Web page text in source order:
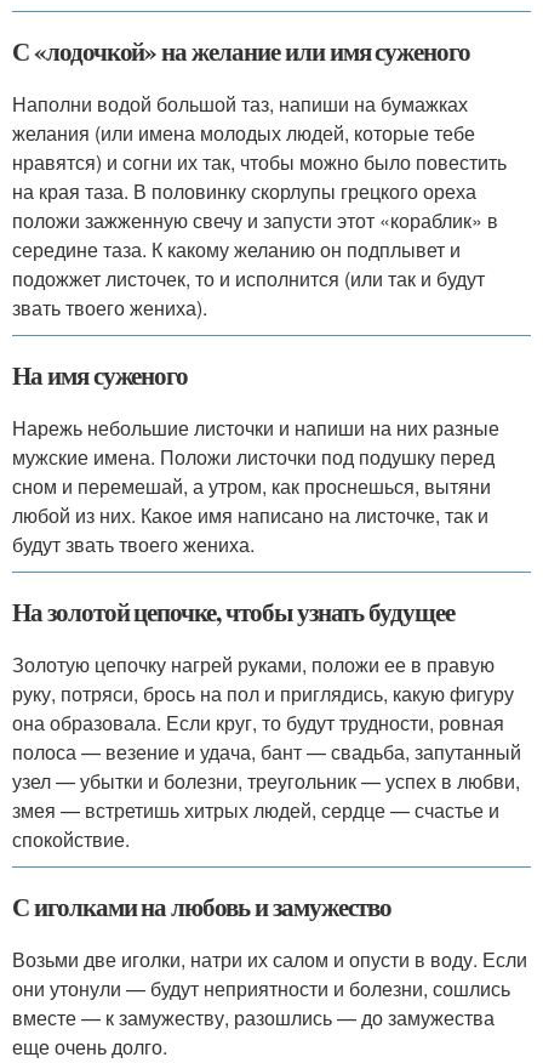
С «лодочкой» на желание или имя суженого
Наполни водой большой таз, напиши на бумажках
желания (или имена молодых людей, которые тебе
нравятся) и согни их так, чтобы можно было повестить
на края таза. В половинку скорлупы грецкого ореха
положи зажженную свечу и запусти этот «кораблик» в
середине таза. К какому желанию он подплывет и
подожжет листочек, то и исполнится (или так и будут
звать твоего жениха).
На имя суженого
Нарежь небольшие листочки и напиши на них разные
мужские имена. Положи листочки под подушку перед
сном и перемешай, а утром, как проснешься, вытяни
любой из них. Какое имя написано на листочке, так и
будут звать твоего жениха.
На золотой цепочке, чтобы узнать будущее
Золотую цепочку нагрей руками, положи ее в правую
руку, потряси, брось на пол и приглядись, какую фигуру
она образовала. Если круг, то будут трудности, ровная
полоса — везение и удача, бант — свадьба, запутанный
узел — убытки и болезни, треугольник — успех в любви,
змея — встретишь хитрых людей, сердце — счастье и
спокойствие.
С иголками на любовь и замужество
Возьми две иголки, натри их салом и опусти в воду. Если
они утонули — будут неприятности и болезни, сошлись
вместе — к замужеству, разошлись — до замужества
еще очень долго.